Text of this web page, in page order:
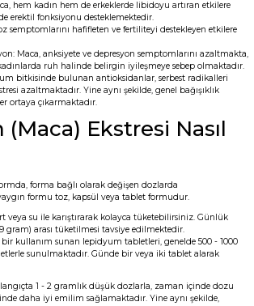
hem kadın hem de erkeklerde libidoyu artıran etkilere
erektil fonksiyonu desteklemektedir.
semptomlarını hafifleten ve fertiliteyi destekleyen etkilere
Maca, anksiyete ve depresyon semptomlarını azaltmakta,
ruh halinde belirgin iyileşmeye sebep olmaktadır.
bitkisinde bulunan antioksidanlar, serbest radikalleri
azaltmaktadır. Yine aynı şekilde, genel bağışıklık
ortaya çıkarmaktadır.
Ekstresi Nasıl
forma bağlı olarak değişen dozlarda
formu toz, kapsül veya tablet formudur.
veya su ile karıştırarak kolayca tüketebilirsiniz. Günlük
9 gram) arası tüketilmesi tavsiye edilmektedir.
kullanım sunan lepidyum tabletleri, genelde 500 - 1000
sunulmaktadır. Günde bir veya iki tablet alarak
1 - 2 gramlık düşük dozlarla, zaman içinde dozu
daha iyi emilim sağlamaktadır. Yine aynı şekilde,